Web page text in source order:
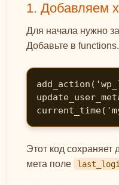
1. Добавляем
Для начала нужно
Добавьте в
Этот код сохраняет
мета поле